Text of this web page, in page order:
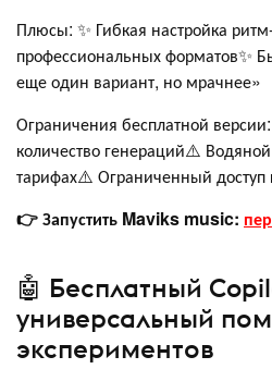
Плюсы: ✨ Гибкая настройка
профессиональных форматов✨
еще один вариант, но мрачнее»
Ограничения бесплатной
количество генераций⚠️
тарифах⚠️ Ограниченный
👉 Запустить Maviks music:
🤖 Бесплатный
универсальный
экспериментов